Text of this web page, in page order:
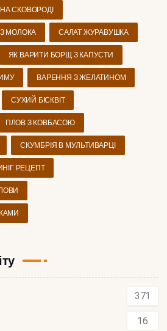
СКОВОРОДІ
МОЛОКА САЛАТ ЖУРАВУШКА
ЯК ВАРИТИ БОРЩ З КАПУСТИ
ВАРЕННЯ З ЖЕЛАТИНОМ
СУХИЙ БІСКВІТ
ПЛОВ З КОВБАСОЮ
СКУМБРІЯ В МУЛЬТИВАРЦІ
РЕЦЕПТ
371
16